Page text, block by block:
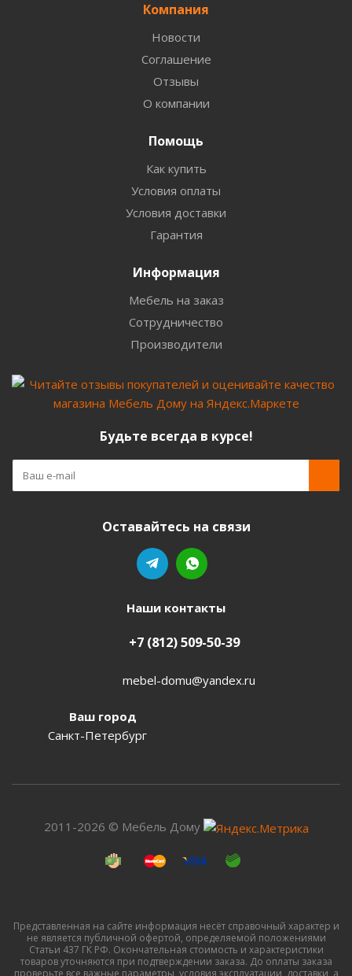
Компания
Новости
Соглашение
Отзывы
О компании
Помощь
Как купить
Условия оплаты
Условия доставки
Гарантия
Информация
Мебель на заказ
Сотрудничество
Производители
Будьте всегда в курсе!
Оставайтесь на связи
Наши контакты
+7 (812) 509-50-39
mebel-domu@yandex.ru
Ваш город
Санкт-Петербург
2011-2026 © Мебель Дому
Представленная на сайте информация несёт справочный характер и
не является публичной офертой, определяемой положениями
Статьи 437 ГК РФ. Окончательная стоимость и характеристики
товаров уточняются при подтверждении заказа. До оплаты заказа
проверьте все важные параметры, условия эксплуатации, доставки, а